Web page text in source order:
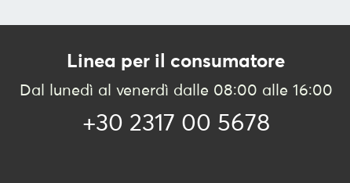
Linea per il consumatore
Dal lunedì al venerdì dalle 08:00 alle 16:00
+30 2317 00 5678